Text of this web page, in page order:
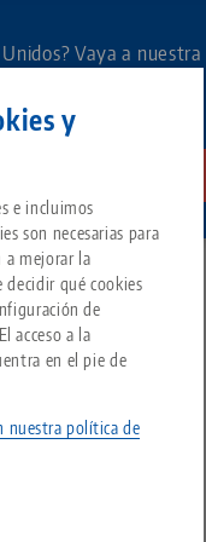
y
e incluimos
son necesarias para
mejorar la
decidir qué cookies
de
acceso a la
en el pie de
nuestra política de
Vaya a nuestra
una sola fuente
de sujeción de punto
Grupo de
Tipos de productos
de productos
de LANG
de catálogo
resultado.
Francia
prensa